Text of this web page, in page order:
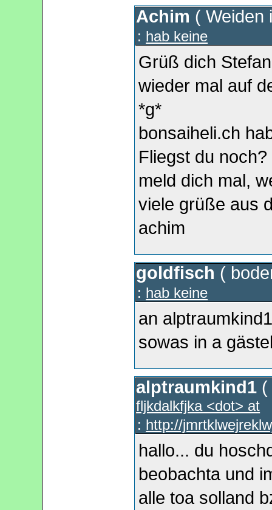
Achim (Weiden
: hab keine
Grüß dich
wieder mal auf
*g*
bonsaiheli.ch
Fliegst du noch?
meld dich mal,
viele grüße aus
achim
goldfisch (
: hab keine
an
sowas in a
alptraumkind1
fljkdalkfjka <dot> at
: http://
hallo... du
beobachta und
alle toa solland